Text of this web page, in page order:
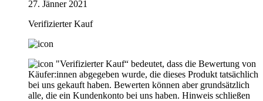
27. Jänner 2021
Verifizierter Kauf
"Verifizierter Kauf“ bedeutet, dass die Bewertung von
Käufer:innen abgegeben wurde, die dieses Produkt tatsächlich
bei uns gekauft haben. Bewerten können aber grundsätzlich
alle, die ein Kundenkonto bei uns haben. Hinweis schließen